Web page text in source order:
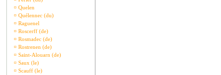
¤ Quelen
¤ Quélennec (du)
¤ Raguenel
¤ Roscerff (de)
¤ Rosmadec (de)
¤ Rostrenen (de)
¤ Saint-Alouarn (de)
¤ Saux (le)
¤ Scauff (le)